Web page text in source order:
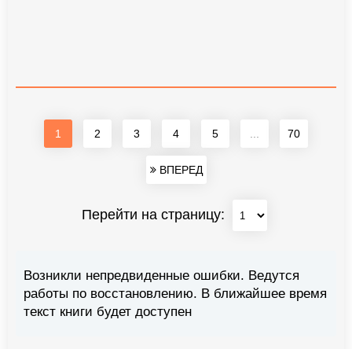
1 2 3 4 5 70
ВПЕРЕД
Перейти на страницу:
Возникли непредвиденные ошибки. Ведутся
работы по восстановлению. В ближайшее время
текст книги будет доступен